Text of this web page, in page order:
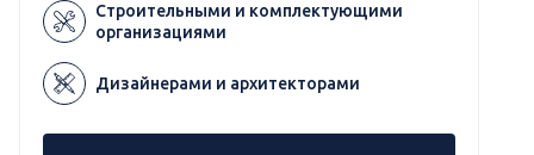
Строительными и комплектующими
организациями
Дизайнерами и архитекторами